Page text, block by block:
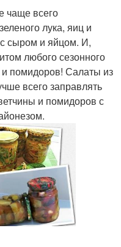
чаще всего
лука, яиц и
сыром и яйцом. И,
любого сезонного
и помидоров! Салаты из
всего заправлять
и помидоров с